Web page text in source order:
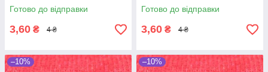
Готово до відправки
3,60 ₴ 4 ₴
Готово до відправки
3,60 ₴ 4 ₴
–10% –10%